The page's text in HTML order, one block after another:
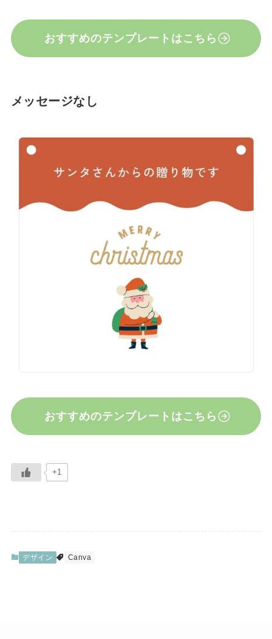
おすすめのテンプレートはこちら
メッセージなし
おすすめのテンプレートはこちら
+1
デザイン Canva